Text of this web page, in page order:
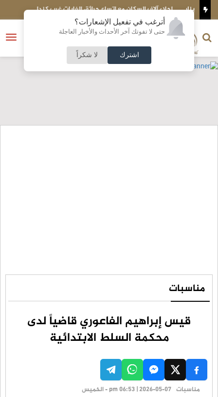
أترغب في تفعيل الإشعارات؟
حتى لا تفوتك آخر الأحداث والأخبار العاجلة
اشترك لا شكراً
إجلاء آلاف السكان مع اتساع حرائق الغابات غرب كندا
فتح
الناشر و رئيس التحرير
النسخة الكاملة
مناسبات
قيس إبراهيم الفاعوري قاضياً لدى
محكمة السلط الابتدائية
مناسبات pm 06:53 | 2026-05-07 - الخميس